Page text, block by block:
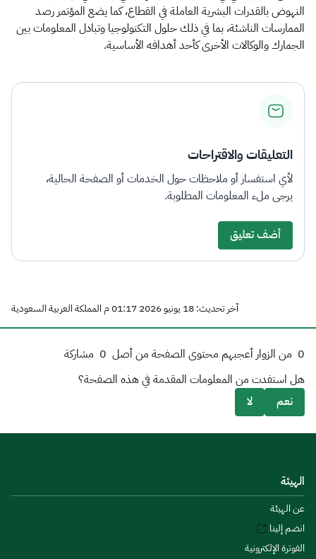
النهوض بالقدرات البشرية العاملة في القطاع، كما يضع المؤتمر رصد
الممارسات الناشئة، بما في ذلك حلول التكنولوجيا وتبادل المعلومات بين
الجمارك والوكالات الأخرى كأحد أهدافه الأساسية.​
التعليقات والاقتراحات
لأي استفسار أو ملاحظات حول الخدمات أو الصفحة الحالية،
يرجى ملء المعلومات المطلوبة.
أضف تعليق
آخر تحديث: 18 يونيو 2026 01:17 م المملكة العربية السعودية
0 من الزوار أعجبهم محتوى الصفحة من أصل 0 مشاركة
هل استفدت من المعلومات المقدمة في هذه الصفحة؟
نعم
لا
الهيئة
عن الهيئة
انضم إلينا
الفوترة الإلكترونية